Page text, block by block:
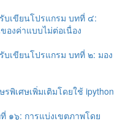
บเขียนโปรแกรม บทที่ ๔:
องค่าแบบไม่ต่อเนื่อง
บเขียนโปรแกรม บทที่ ๒: มอง
พิเศษเพิ่มเติมโดยใช้ ipython
๑๖: การแบ่งเขตภาพโดย